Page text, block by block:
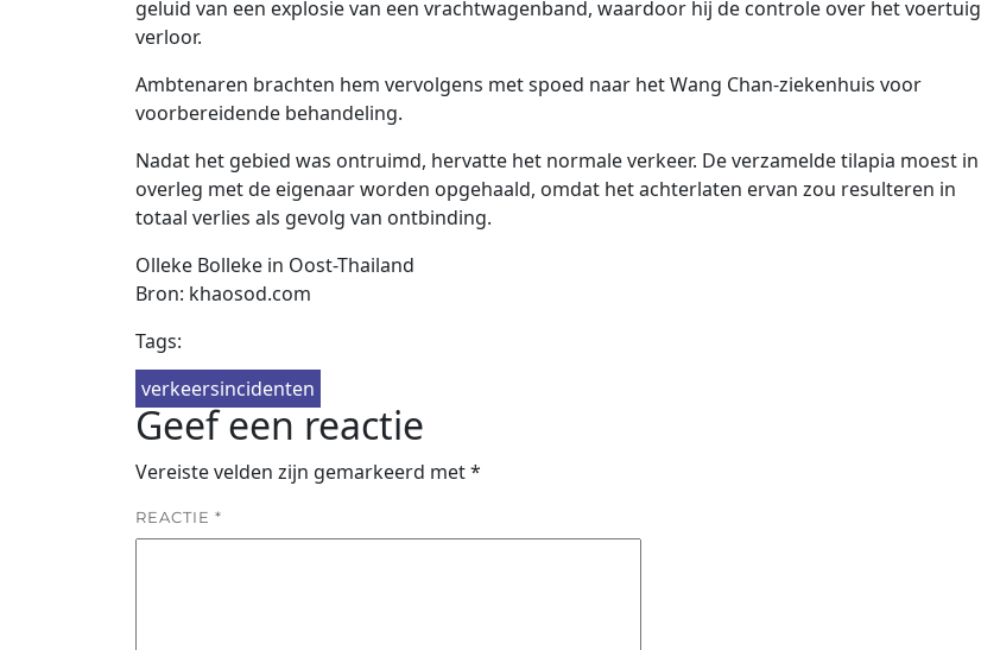
geluid van een explosie van een vrachtwagenband, waardoor hij de controle over het voertuig
verloor.
Ambtenaren brachten hem vervolgens met spoed naar het Wang Chan-ziekenhuis voor
voorbereidende behandeling.
Nadat het gebied was ontruimd, hervatte het normale verkeer. De verzamelde tilapia moest in
overleg met de eigenaar worden opgehaald, omdat het achterlaten ervan zou resulteren in
totaal verlies als gevolg van ontbinding.
Olleke Bolleke in Oost-Thailand
Bron: khaosod.com
Tags:
verkeersincidenten
Geef een reactie
Vereiste velden zijn gemarkeerd met*
REACTIE *